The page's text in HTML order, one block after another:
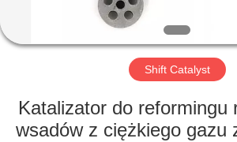
WYCIECZKA
FABRYCE
Shift Catalyst
Katalizator do reformingu
wsadów z ciężkiego gazu